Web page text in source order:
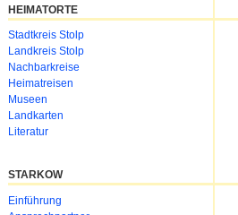
HEIMATORTE
Navigation
überspringen
Stadtkreis Stolp
Landkreis Stolp
Nachbarkreise
Heimatreisen
Museen
Landkarten
Literatur
STARKOW
Navigation
Einführung